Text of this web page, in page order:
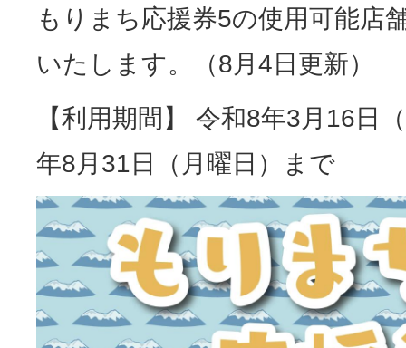
もりまち応援券5の使用可能店
いたします。（8月4日更新）
【利用期間】 令和8年3月16日
年8月31日（月曜日）まで